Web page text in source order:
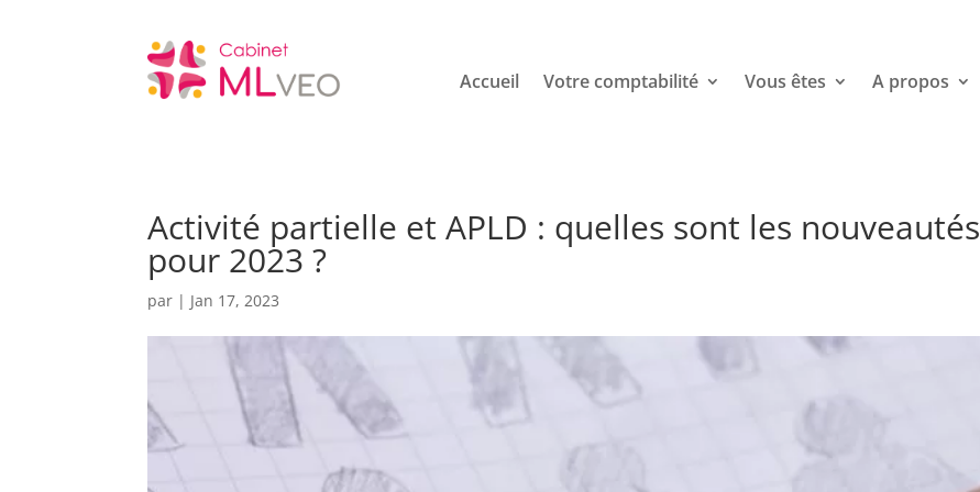
Accueil Votre comptabilité Vous êtes A propos
Activité partielle et APLD : quelles sont les nouveautés
pour 2023 ?
par | Jan 17, 2023